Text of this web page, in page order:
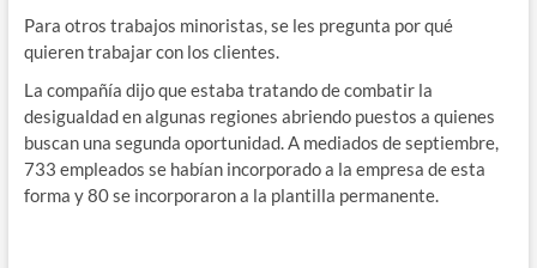
Para otros trabajos minoristas, se les pregunta por qué
quieren trabajar con los clientes.
La compañía dijo que estaba tratando de combatir la
desigualdad en algunas regiones abriendo puestos a quienes
buscan una segunda oportunidad. A mediados de septiembre,
733 empleados se habían incorporado a la empresa de esta
forma y 80 se incorporaron a la plantilla permanente.